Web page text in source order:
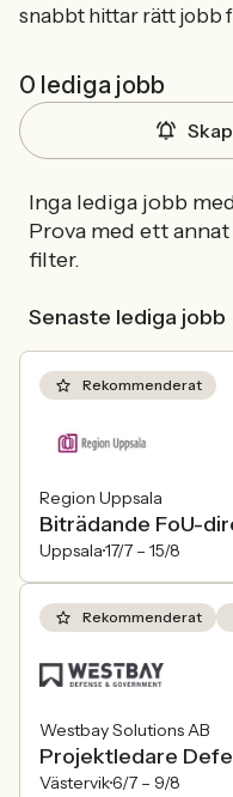
snabbt hittar rätt jobb
0 lediga jobb
Inga lediga jobb
Prova med ett
filter.
Senaste lediga jobb
Rekommenderat
Region Uppsala
Biträdande FoU-
Uppsala17/7 – 15/8
Rekommenderat
Westbay Solutions AB
Projektledare
Västervik6/7 – 9/8